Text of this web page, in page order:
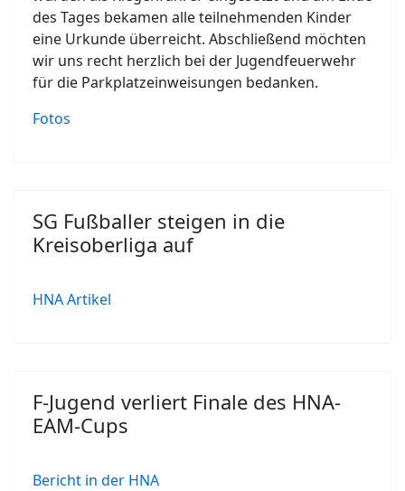
des Tages bekamen alle teilnehmenden Kinder
eine Urkunde überreicht. Abschließend möchten
wir uns recht herzlich bei der Jugendfeuerwehr
für die Parkplatzeinweisungen bedanken.
Fotos
SG Fußballer steigen in die
Kreisoberliga auf
HNA Artikel
F-Jugend verliert Finale des HNA-
EAM-Cups
Bericht in der HNA